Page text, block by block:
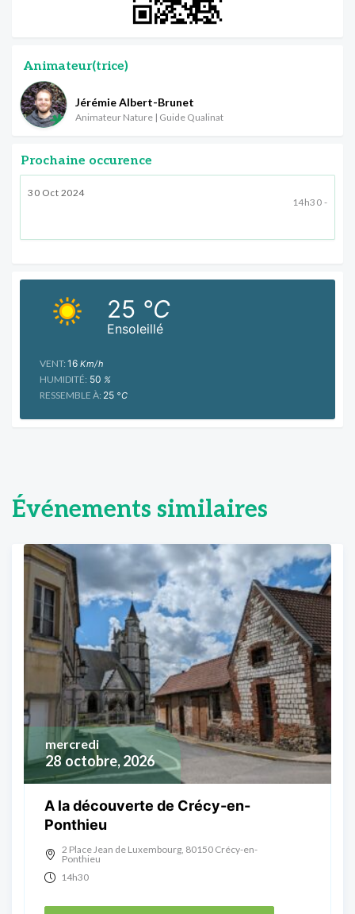
Animateur(trice)
Jérémie Albert-Brunet
Animateur Nature | Guide Qualinat
Prochaine occurence
30 Oct 2024
14h30 -
Ensoleillé
25 °C
VENT: 16 Km/h
HUMIDITÉ: 50 %
RESSEMBLE À: 25 °C
Événements similaires
28 octobre, 2026
mercredi
A la découverte de Crécy-en-
Ponthieu
2 Place Jean de Luxembourg, 80150 Crécy-en-
Ponthieu
14h30